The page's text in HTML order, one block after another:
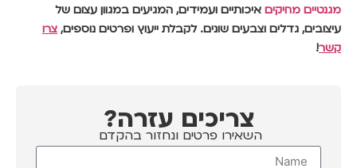
צריכים עזרה?
השאירו פרטים ונחזור בהקדם
מגנטיים מחיקים איכותיים ועמידים, המגיעים במגוון עצום של
עיצובים, גדלים וצבעים שונים. לקבלת ייעוץ ופרטים נוספים, צרו
קשר!